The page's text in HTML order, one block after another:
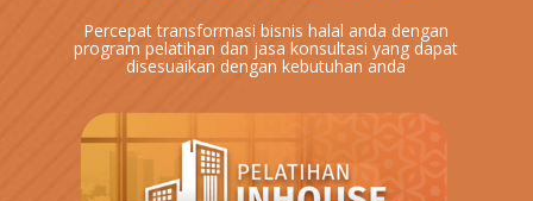
disesuaikan dengan kebutuhan anda